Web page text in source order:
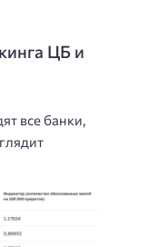
ЦБ и
все банки,